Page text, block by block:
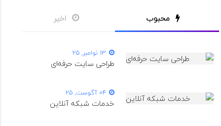
محبوب اخیر
13 نوامبر, 25
طراحی سایت حرفه‌ای
04 آگوست, 25
خدمات شبکه آنلاین